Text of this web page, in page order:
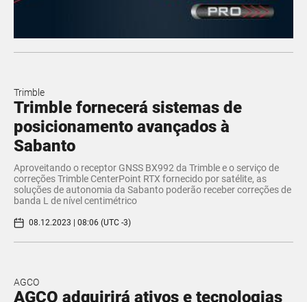
Trimble
Trimble fornecerá sistemas de
posicionamento avançados à
Sabanto
Aproveitando o receptor GNSS BX992 da Trimble e o serviço de
correções Trimble CenterPoint RTX fornecido por satélite, as
soluções de autonomia da Sabanto poderão receber correções de
banda L de nível centimétrico
08.12.2023 | 08:06 (UTC -3)
AGCO
AGCO adquirirá ativos e tecnologias